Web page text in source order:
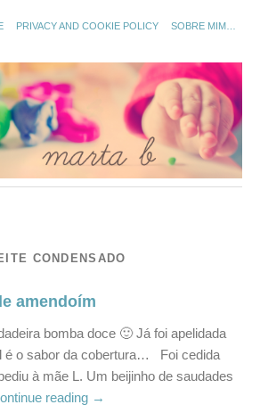
PRIVACY AND COOKIE POLICY SOBRE MIM…
CONDENSADO
amendoím
bomba doce 🙂 Já foi apelidada
é o sabor da cobertura… Foi cedida
à mãe L. Um beijinho de saudades
reading →